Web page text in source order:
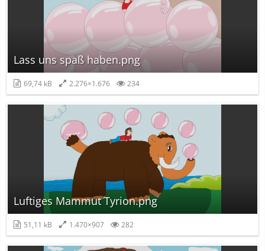
Lass uns spaß haben.png
69,74 kB 2.276×1.676 234
Luftiges Mammut Tyrion.png
51,11 kB 1.470×907 282